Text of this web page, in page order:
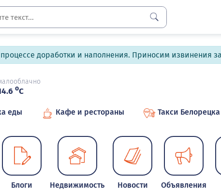
доработки и наполнения. Приносим извинения
oC
еды Кафе и рестораны Такси Белорецка
Блоги Недвижимость Новости Объявления